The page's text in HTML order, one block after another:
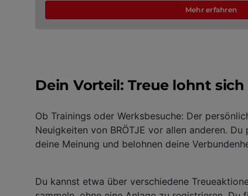
Mehr erfahren
Dein Vorteil: Treue lohnt
Ob Trainings oder Werksbesuche: Der
Neuigkeiten von BRÖTJE vor allen anderen.
deine Meinung und belohnen deine
Du kannst etwa über verschiedene